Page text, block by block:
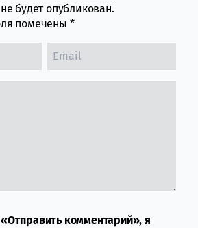
будет опубликован.
помечены *
комментарий», я